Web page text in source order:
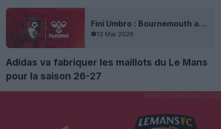
Fini Umbro : Bournemouth annonce un accord avec Hummel pour ses maillots
13 Mai 2026
Adidas va fabriquer les maillots du Le Mans
pour la saison 26-27